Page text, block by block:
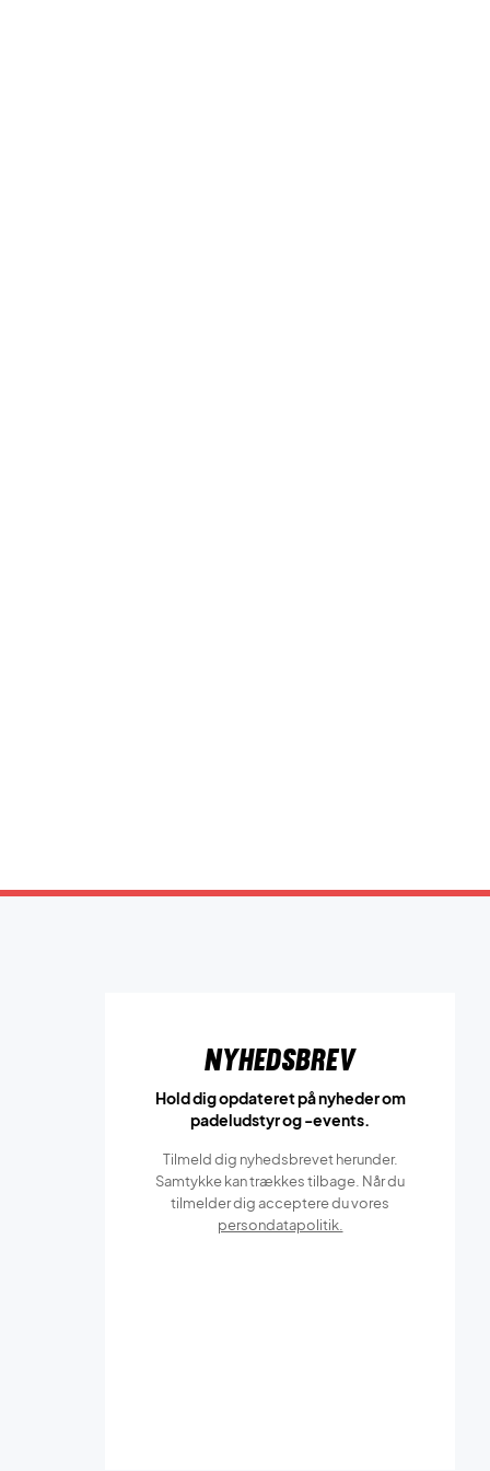
Nyhedsbrev
Hold dig opdateret på nyheder om
padeludstyr og -events.
Tilmeld dig nyhedsbrevet herunder.
Samtykke kan trækkes tilbage. Når du
tilmelder dig acceptere du vores
persondatapolitik.